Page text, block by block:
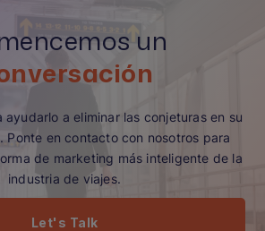
un
ayudarlo a eliminar las conjeturas en su
Ponte en contacto con nosotros para
de marketing más inteligente de la
industria de viajes.
Let's Talk